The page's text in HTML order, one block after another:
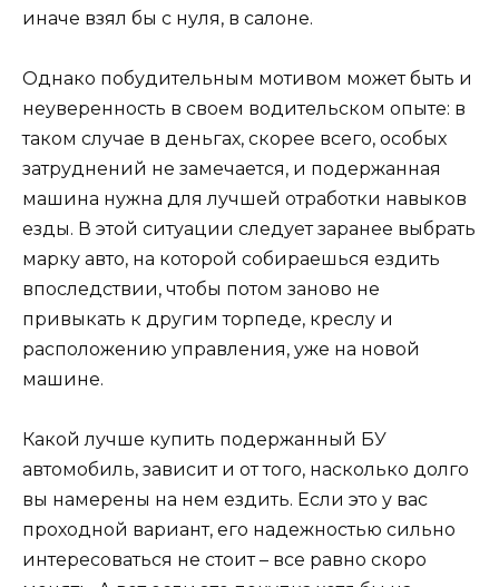
иначе взял бы с нуля, в салоне.
Однако побудительным мотивом может быть и
неуверенность в своем водительском опыте: в
таком случае в деньгах, скорее всего, особых
затруднений не замечается, и подержанная
машина нужна для лучшей отработки навыков
езды. В этой ситуации следует заранее выбрать
марку авто, на которой собираешься ездить
впоследствии, чтобы потом заново не
привыкать к другим торпеде, креслу и
расположению управления, уже на новой
машине.
Какой лучше купить подержанный БУ
автомобиль, зависит и от того, насколько долго
вы намерены на нем ездить. Если это у вас
проходной вариант, его надежностью сильно
интересоваться не стоит – все равно скоро